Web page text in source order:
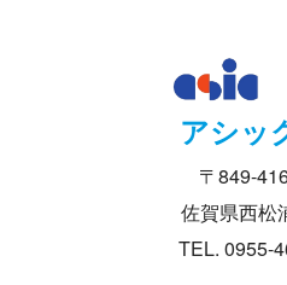
アシッ
〒
佐賀県西松
TEL. 0955-